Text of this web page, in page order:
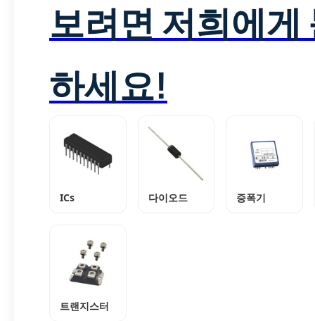
보려면 저희에게
하세요!
ICs 다이오드 증폭기
트랜지스터